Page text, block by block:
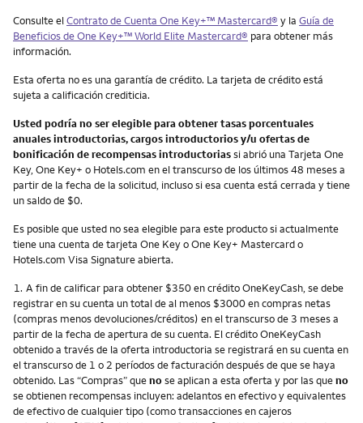
Consulte elContrato de Cuenta One Key+™ Mastercard® y la Guía de
Beneficios de One Key+™ World Elite Mastercard® para obtener más
información.
Esta oferta no es una garantía de crédito. La tarjeta de crédito está
sujeta a calificación crediticia.
Usted podría no ser elegible para obtener tasas porcentuales
anuales introductorias, cargos introductorios y/u ofertas de
bonificación de recompensas introductoriassi abrió una Tarjeta One
Key, One Key+ o Hotels.com en el transcurso de los últimos 48 meses a
partir de la fecha de la solicitud, incluso si esa cuenta está cerrada y tiene
un saldo de $0.
Es posible que usted no sea elegible para este producto si actualmente
tiene una cuenta de tarjeta One Key o One Key+ Mastercard o
Hotels.com Visa Signature abierta.
Nota
1. A fin de calificar para obtener $350 en crédito OneKeyCash, se debe
registrar en su cuenta un total de al menos $3000 en compras netas
(compras menos devoluciones/créditos) en el transcurso de 3 meses a
partir de la fecha de apertura de su cuenta. El crédito OneKeyCash
obtenido a través de la oferta introductoria se registrará en su cuenta en
el transcurso de 1 o 2 períodos de facturación después de que se haya
obtenido. Las “Compras” quenose aplican a esta oferta y por las queno
se obtienen recompensas incluyen: adelantos en efectivo y equivalentes
de efectivo de cualquier tipo (como transacciones en cajeros